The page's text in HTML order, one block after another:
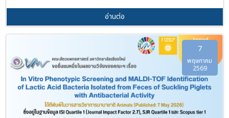
อ่านต่อ
7
พฤษภาคม
2569